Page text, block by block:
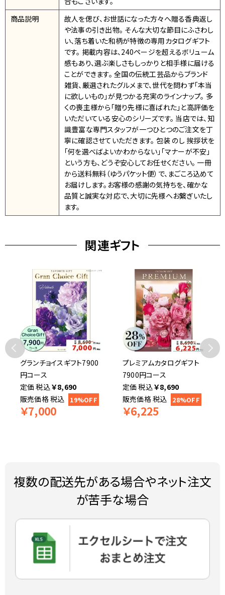
商品説明
故人を偲び、お世話になった方々へ贈る香典返し
や法事の引き出物。 そんな大切な節目にふさわし
い、落ち着いた和柄が特徴の専用カタログギフト
です。 掲載内容は、240ページを超えるボリューム
感もあり、選ぶ楽しさもしっかりと相手様に届ける
ことができます。 全国の伝統工芸品からブランド
雑貨、厳選されたグルメまで、世代を問わず「本当
に欲しいもの」が見つかる充実のラインナップ。 多
くの喪主様から「贈り先様に喜ばれた」と高評価を
いただいている安心のシリーズです。 当店では、知
識豊富な専門スタッフが一つひとつのご注文を丁
寧に確認させていただきます。 包装 のし 挨拶状を
「何を選べばよいかわからない」「マナーが不安」
という方も、どうぞ安心してお任せください。 一冊
から送料無料（ゆうパケット便）で、まごころ込めて
お届けします。お客様の感謝の気持ちを、確かな
品質と誠実な対応で、大切に先様へお繋ぎいたし
ます。
関連ギフト
グランチョイスギフト7900
円コース
税込￥8,690
販売価格税込
￥7,000
19%OFF
プレミアムカタログギフト
7900円コース
税込￥8,690
販売価格税込
￥6,225
28%OFF
複数の配送先がある場合やネット注文
が苦手な場合